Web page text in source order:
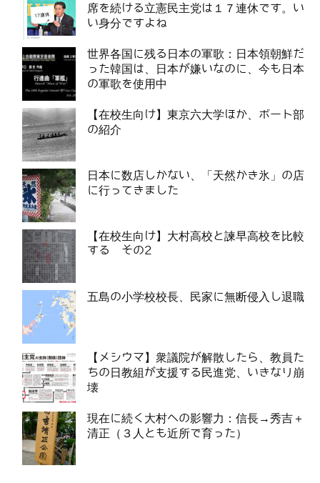
席を続ける立憲民主党は１７連休です。い
い身分ですよね
世界各国に残る日本の軍歌：日本領朝鮮だ
った韓国は、日本が嫌いなのに、今も日本
の軍歌を使用中
【在校生向け】東京六大学ほか、ボート部
の紹介
日本に数店しかない、「天然かき氷」の店
に行ってきました
【在校生向け】大村高校と諫早高校を比較
する その2
五島の小学校校長、民家に無断侵入し退職
【メシウマ】衆議院が解散したら、教員た
ちの日教組が支援する民進党、いきなり崩
壊
現在に続く大村への影響力：信長→秀吉＋
清正（３人とも近所で育った）